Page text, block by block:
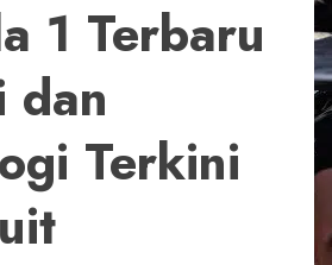
1 Terbaru
dan
Terkini